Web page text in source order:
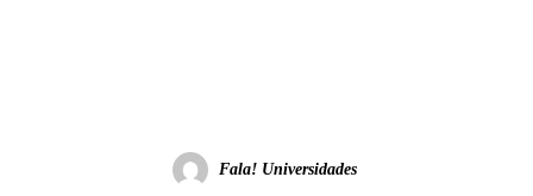
Fala! Universidades